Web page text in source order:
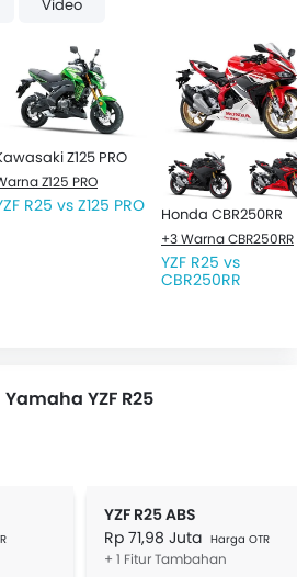
Video
Z125 PRO
Z125 PRO
R25 vs Z125 PRO Honda CBR250RR
+3 Warna CBR250RR
YZF R25 vs
CBR250RR
YZF R25
YZF R25 ABS
Rp 71,98 Juta Harga OTR
+ 1 Fitur Tambahan